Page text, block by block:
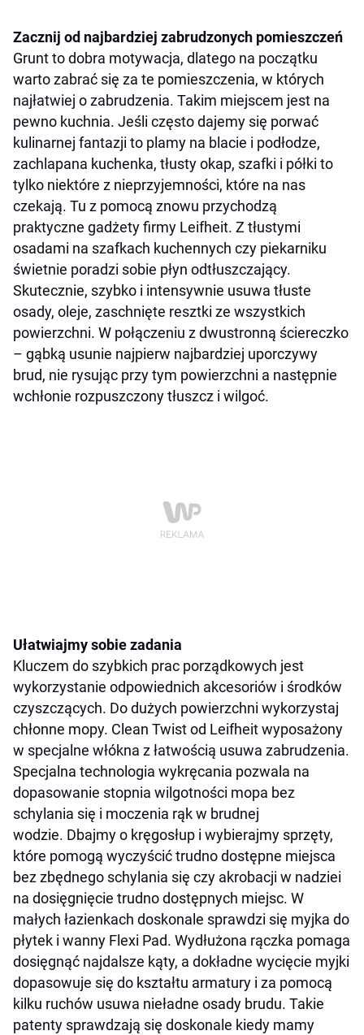
Zacznij od najbardziej zabrudzonych pomieszczeń
Grunt to dobra motywacja, dlatego na początku
warto zabrać się za te pomieszczenia, w których
najłatwiej o zabrudzenia. Takim miejscem jest na
pewno kuchnia. Jeśli często dajemy się porwać
kulinarnej fantazji to plamy na blacie i podłodze,
zachlapana kuchenka, tłusty okap, szafki i półki to
tylko niektóre z nieprzyjemności, które na nas
czekają. Tu z pomocą znowu przychodzą
praktyczne gadżety firmy Leifheit. Z tłustymi
osadami na szafkach kuchennych czy piekarniku
świetnie poradzi sobie płyn odtłuszczający.
Skutecznie, szybko i intensywnie usuwa tłuste
osady, oleje, zaschnięte resztki ze wszystkich
powierzchni. W połączeniu z dwustronną ściereczko
– gąbką usunie najpierw najbardziej uporczywy
brud, nie rysując przy tym powierzchni a następnie
wchłonie rozpuszczony tłuszcz i wilgoć.
Ułatwiajmy sobie zadania
Kluczem do szybkich prac porządkowych jest
wykorzystanie odpowiednich akcesoriów i środków
czyszczących. Do dużych powierzchni wykorzystaj
chłonne mopy. Clean Twist od Leifheit wyposażony
w specjalne włókna z łatwością usuwa zabrudzenia.
Specjalna technologia wykręcania pozwala na
dopasowanie stopnia wilgotności mopa bez
schylania się i moczenia rąk w brudnej
wodzie. Dbajmy o kręgosłup i wybierajmy sprzęty,
które pomogą wyczyścić trudno dostępne miejsca
bez zbędnego schylania się czy akrobacji w nadziei
na dosięgnięcie trudno dostępnych miejsc. W
małych łazienkach doskonale sprawdzi się myjka do
płytek i wanny Flexi Pad. Wydłużona rączka pomaga
dosięgnąć najdalsze kąty, a dokładne wycięcie myjki
dopasowuje się do kształtu armatury i za pomocą
kilku ruchów usuwa nieładne osady brudu. Takie
patenty sprawdzają się doskonale kiedy mamy